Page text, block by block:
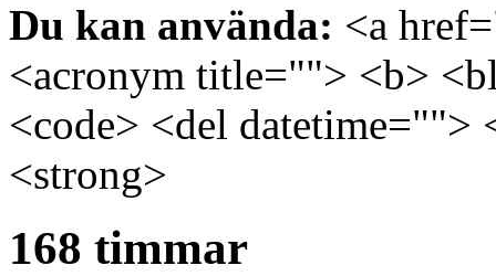
Du kan använda: <a
<acronym title=""> <b>
<code> <del
<strong>
168 timmar